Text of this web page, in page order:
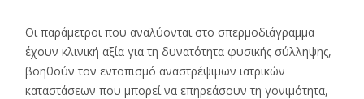
Οι παράμετροι που αναλύονται στο σπερμοδιάγραμμα
έχουν κλινική αξία για τη δυνατότητα φυσικής σύλληψης,
βοηθούν τον εντοπισμό αναστρέψιμων ιατρικών
καταστάσεων που μπορεί να επηρεάσουν τη γονιμότητα,